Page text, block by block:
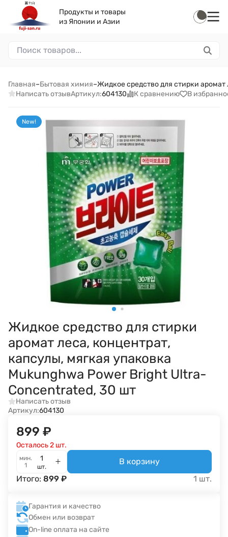
Продукты и товары
из Японии и Азии
Главная–Бытовая химия–Жидкое средство для стирки
Написать отзывАртикул:604130 К сравнению В
New!
Жидкое средство для стирки
аромат леса, концентрат,
капсулы, мягкая упаковка
Mukunghwa Power Bright Ultra-
Concentrated, 30 шт
Написать отзыв
Артикул:604130
899 ₽
Осталось 2 шт.
мин.
1
шт.
В корзину
Итого: 899 ₽ 1 шт.
Гарантия и качество
Обмен или возврат
On-line оплата на сайте